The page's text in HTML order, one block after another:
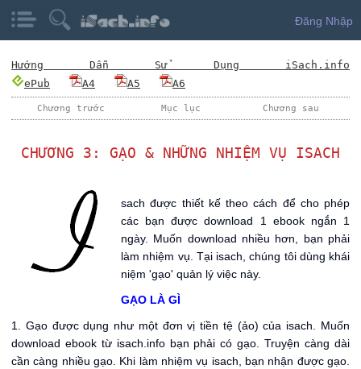
Đăng Nhập
Hướng Dẫn Sử Dụng iSach.info
ePub
A4 A5 A6
Chương trước Mục lục Chương sau
CHƯƠNG 3: GẠO & NHỮNG NHIỆM VỤ ISACH
sach được thiết kế theo cách để cho phép
các bạn được download 1 ebook ngắn 1
ngày. Muốn download nhiều hơn, bạn phải
làm nhiệm vụ. Tại isach, chúng tôi dùng khái
niệm 'gạo' quản lý việc này.
GẠO LÀ GÌ
1. Gạo được dụng như một đơn vị tiền tệ (ảo) của isach. Muốn
download ebook từ isach.info bạn phải có gạo. Truyện càng dài
cần càng nhiều gạo. Khi làm nhiệm vụ isach, bạn nhận được gạo.